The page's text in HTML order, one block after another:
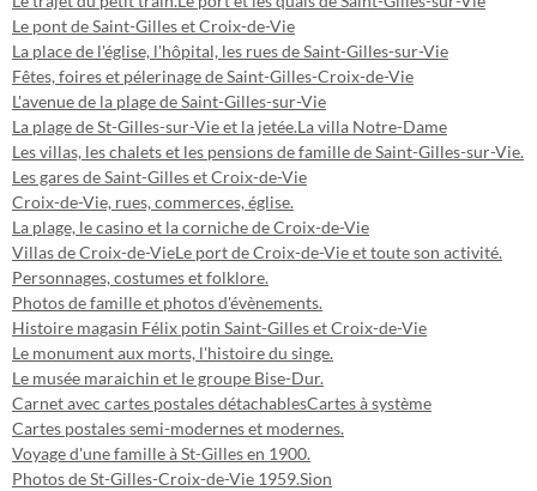
Le pont de Saint-Gilles et Croix-de-Vie
La place de l'église, l'hôpital, les rues de Saint-Gilles-sur-Vie
Fêtes, foires et pélerinage de Saint-Gilles-Croix-de-Vie
L'avenue de la plage de Saint-Gilles-sur-Vie
La plage de St-Gilles-sur-Vie et la jetée.La villa Notre-Dame
Les villas, les chalets et les pensions de famille de Saint-Gilles-sur-Vie.
Les gares de Saint-Gilles et Croix-de-Vie
Croix-de-Vie, rues, commerces, église.
La plage, le casino et la corniche de Croix-de-Vie
Villas de Croix-de-VieLe port de Croix-de-Vie et toute son activité.
Personnages, costumes et folklore.
Photos de famille et photos d'évènements.
Histoire magasin Félix potin Saint-Gilles et Croix-de-Vie
Le monument aux morts, l'histoire du singe.
Le musée maraichin et le groupe Bise-Dur.
Carnet avec cartes postales détachablesCartes à système
Cartes postales semi-modernes et modernes.
Voyage d'une famille à St-Gilles en 1900.
Photos de St-Gilles-Croix-de-Vie 1959.Sion